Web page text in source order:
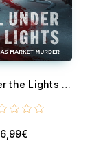
Evil Under the Lights - A Christmas Market Murder
6,99€